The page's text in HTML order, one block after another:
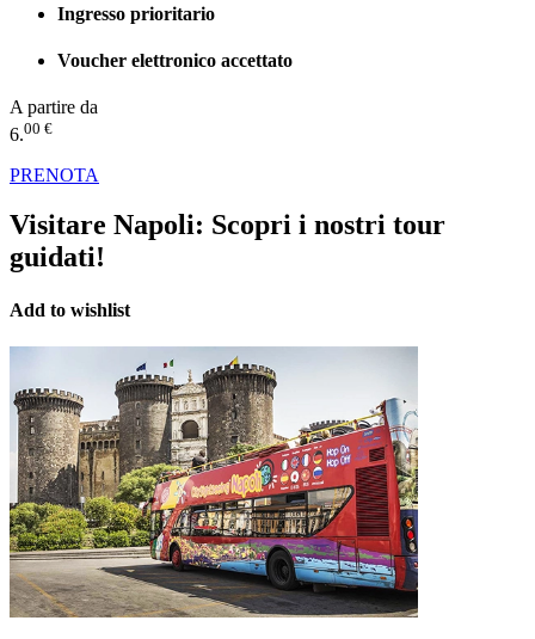
Ingresso prioritario
Voucher elettronico accettato
A partire da
6.00 €
PRENOTA
Visitare Napoli: Scopri i nostri tour
guidati!
Add to wishlist